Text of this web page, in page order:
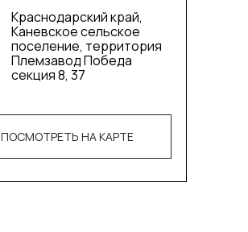
Краснодарский край,
Каневское сельское
поселение, территория
Племзавод Победа
секция 8, 37
ПОСМОТРЕТЬ НА КАРТЕ